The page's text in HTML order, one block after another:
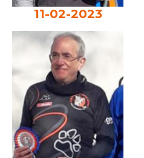
11-02-2023